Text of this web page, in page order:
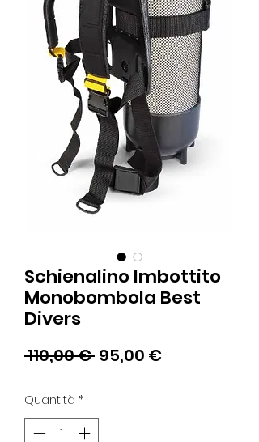
Schienalino Imbottito
Monobombola Best
Divers
110,00 € Prezzo
95,00 €Prezzo
Quantità *